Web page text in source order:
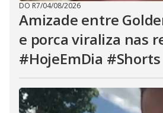
DO R7/04/08/2026
Amizade entre
e porca viraliza nas
#HojeEmDia #Shorts